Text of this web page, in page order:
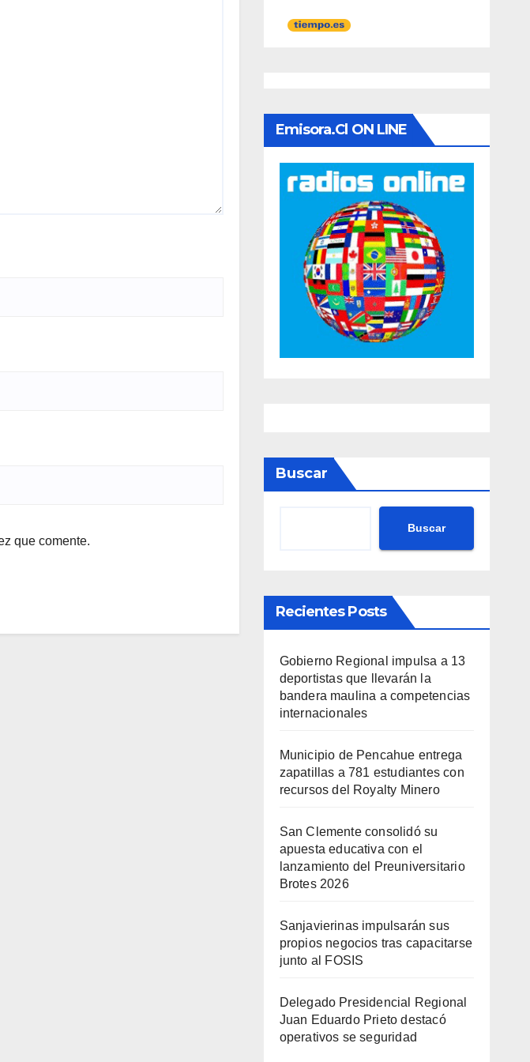
que comente.
Emisora.cl ON LINE
Buscar
Buscar
Recientes Posts
Gobierno Regional impulsa a 13
deportistas que llevarán la
bandera maulina a competencias
internacionales
Municipio de Pencahue entrega
zapatillas a 781 estudiantes con
recursos del Royalty Minero
San Clemente consolidó su
apuesta educativa con el
lanzamiento del Preuniversitario
Brotes 2026
Sanjavierinas impulsarán sus
propios negocios tras capacitarse
junto al FOSIS
Delegado Presidencial Regional
Juan Eduardo Prieto destacó
operativos se seguridad